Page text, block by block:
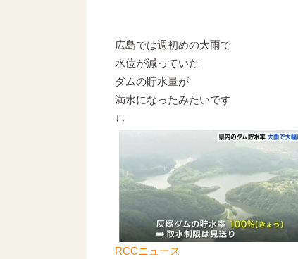
広島では週初めの大雨で
水位が減っていた
ダムの貯水量が
満水になったみたいです
↓↓
RCCニュース